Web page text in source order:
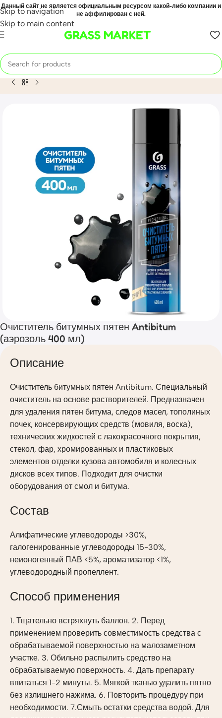
Skip to navigation
Skip to main content
Данный сайт не является официальным ресурсом какой-либо компании и
не аффилирован с ней.
GRASS MARKET
Home Mahsulot Очиститель битумных пятен Antibitum
Очиститель битумных пятен Antibitum
(аэрозоль 400 мл)
Описание
Очиститель битумных пятен Antibitum. Специальный
очиститель на основе растворителей. Предназначен
для удаления пятен битума, следов масел, тополиных
почек, консервирующих средств (мовиля, воска),
технических жидкостей с лакокрасочного покрытия,
стекол, фар, хромированных и пластиковых
элементов отделки кузова автомобиля и колесных
дисков всех типов. Подходит для очистки
оборудования от смол и битума.
Состав
Алифатические углеводороды >30%,
галогенированные углеводороды 15-30%,
неионогенный ПАВ <5%, ароматизатор <1%,
углеводородный пропеллент.
Способ применения
1. Тщательно встряхнуть баллон. 2. Перед
применением проверить совместимость средства с
обрабатываемой поверхностью на малозаметном
участке. 3. Обильно распылить средство на
обрабатываемую поверхность. 4. Дать препарату
впитаться 1-2 минуты. 5. Мягкой тканью удалить пятно
без излишнего нажима. 6. Повторить процедуру при
необходимости. 7.Смыть остатки средства водой. Для